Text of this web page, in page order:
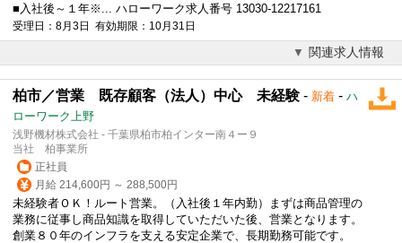
■入社後～１年※... ハローワーク求人番号 13030-12217161
受理日：8月3日 有効期限：10月31日
関連求人情報
柏市／営業 既存顧客（法人）中心 未経験- 新着 - ハ
ローワーク上野
浅野機材株式会社 - 千葉県柏市柏インター南４ー９
当社 柏事業所
正社員
月給 214,600円 ～ 288,500円
未経験者ＯＫ！ルート営業。（入社後１年内勤）まずは商品管理の
業務に従事し商品知識を取得していただいた後、営業となります。
創業８０年のインフラを支える安定企業で、長期勤務可能です。